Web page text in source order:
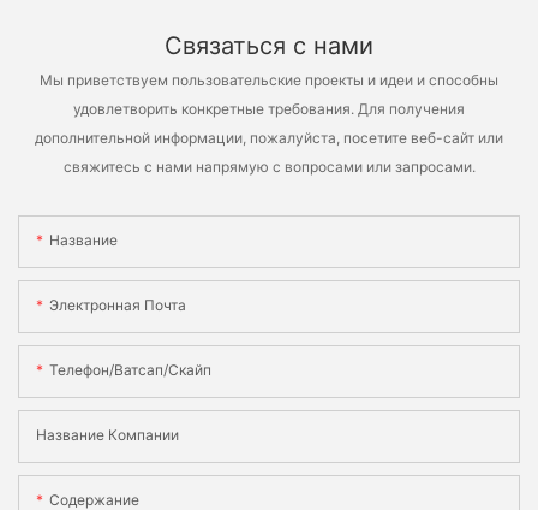
Связаться с нами
Мы приветствуем пользовательские проекты и идеи и способны
удовлетворить конкретные требования. Для получения
дополнительной информации, пожалуйста, посетите веб-сайт или
свяжитесь с нами напрямую с вопросами или запросами.
Название
Электронная Почта
Телефон/ватсап/скайп
Название Компании
Содержание